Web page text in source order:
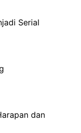
Serial
dan